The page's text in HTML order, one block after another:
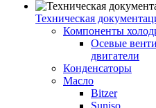
Техническая
Компоненты
Осевые
двигатели
Конденсаторы
Масло
Bitzer
Suniso